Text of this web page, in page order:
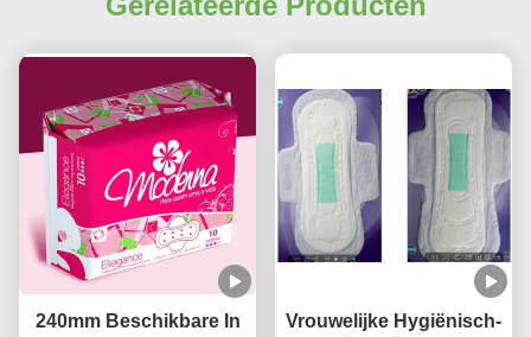
240mm Beschikbare In
Vrouwelijke Hygiënisch-